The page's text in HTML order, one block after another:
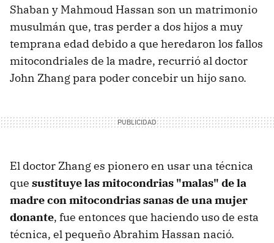
Shaban y Mahmoud Hassan son un matrimonio
musulmán que, tras perder a dos hijos a muy
temprana edad debido a que heredaron los fallos
mitocondriales de la madre, recurrió al doctor
John Zhang para poder concebir un hijo sano.
El doctor Zhang es pionero en usar una técnica
que sustituye las mitocondrias "malas" de la
madre con mitocondrias sanas de una mujer
donante, fue entonces que haciendo uso de esta
técnica, el pequeño Abrahim Hassan nació.